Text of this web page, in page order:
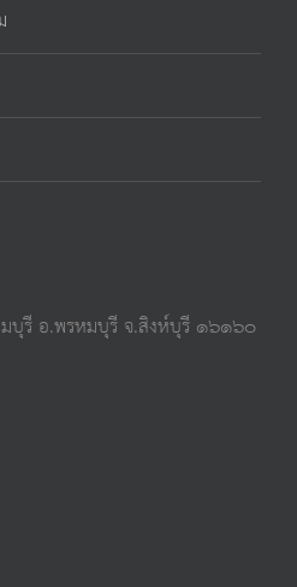
รี อ.พรหมบุรี จ.สิงห์บุรี ๑๖๑๖๐